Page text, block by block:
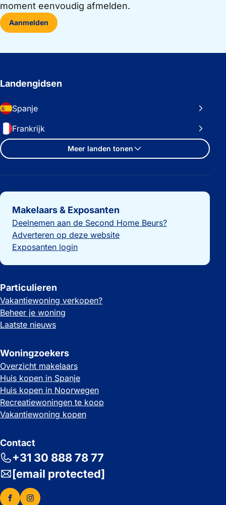
moment eenvoudig afmelden.
Aanmelden
Landengidsen
Spanje
Frankrijk
Meer landen tonen
Belangrijke links
Makelaars & Exposanten
Deelnemen aan de Second Home Beurs?
Adverteren op deze website
Exposanten login
Particulieren
Vakantiewoning verkopen?
Beheer je woning
Laatste nieuws
Woningzoekers
Overzicht makelaars
Huis kopen in Spanje
Huis kopen in Noorwegen
Recreatiewoningen te koop
Vakantiewoning kopen
Contact
+31 30 888 78 77
[email protected]